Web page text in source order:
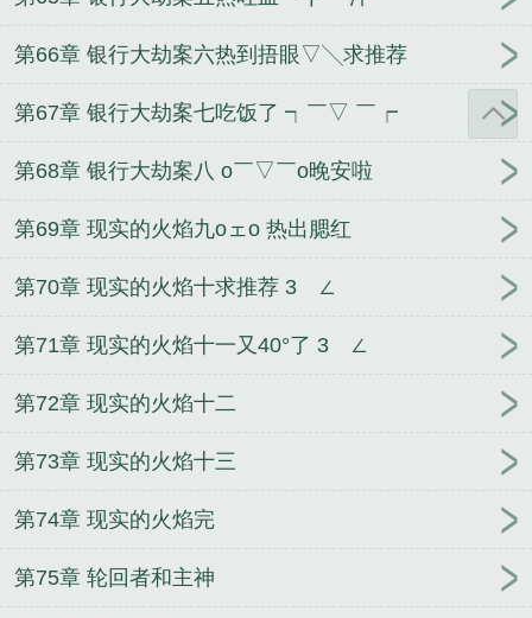
第66章 银行大劫案六热到捂眼▽╲求推荐
第67章 银行大劫案七吃饭了 ┑￣▽ ￣┍
第68章 银行大劫案八 o￣▽￣o晚安啦
第69章 现实的火焰九oェo 热出腮红
第70章 现实的火焰十求推荐 3ゝ∠
第71章 现实的火焰十一又40°了 3ゝ∠
第72章 现实的火焰十二
第73章 现实的火焰十三
第74章 现实的火焰完
第75章 轮回者和主神